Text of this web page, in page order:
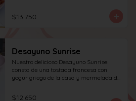
$13.750
Desayuno Sunrise
Nuestro delicioso Desayuno Sunrise
consta de una tostada francesa con
yogur griego de la casa y mermelada de
de pan blanco con palta molida, pasta de
$12.650